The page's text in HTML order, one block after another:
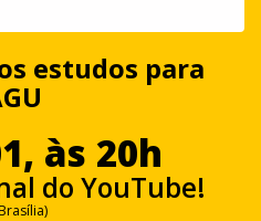
estudos para
às 20h
do YouTube!